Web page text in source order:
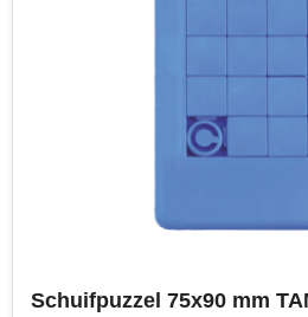
Schuifpuzzel 75x90 mm